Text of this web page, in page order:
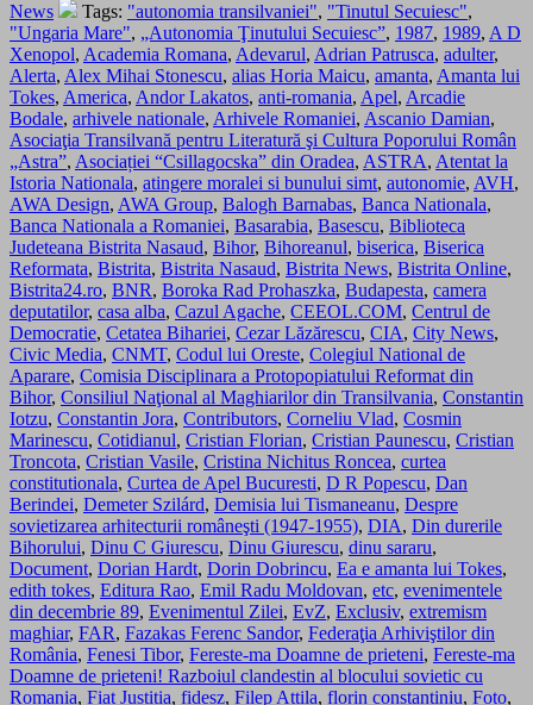
News
Tags: "autonomia transilvaniei", "Tinutul Secuiesc",
"Ungaria Mare", „Autonomia Ţinutului Secuiesc”, 1987, 1989, A D
Xenopol, Academia Romana, Adevarul, Adrian Patrusca, adulter,
Alerta, Alex Mihai Stonescu, alias Horia Maicu, amanta, Amanta lui
Tokes, America, Andor Lakatos, anti-romania, Apel, Arcadie
Bodale, arhivele nationale, Arhivele Romaniei, Ascanio Damian,
Asociaţia Transilvană pentru Literatură şi Cultura Poporului Român
„Astra”, Asociației “Csillagocska” din Oradea, ASTRA, Atentat la
Istoria Nationala, atingere moralei si bunului simt, autonomie, AVH,
AWA Design, AWA Group, Balogh Barnabas, Banca Nationala,
Banca Nationala a Romaniei, Basarabia, Basescu, Biblioteca
Judeteana Bistrita Nasaud, Bihor, Bihoreanul, biserica, Biserica
Reformata, Bistrita, Bistrita Nasaud, Bistrita News, Bistrita Online,
Bistrita24.ro, BNR, Boroka Rad Prohaszka, Budapesta, camera
deputatilor, casa alba, Cazul Agache, CEEOL.COM, Centrul de
Democratie, Cetatea Bihariei, Cezar Lăzărescu, CIA, City News,
Civic Media, CNMT, Codul lui Oreste, Colegiul National de
Aparare, Comisia Disciplinara a Protopopiatului Reformat din
Bihor, Consiliul Naţional al Maghiarilor din Transilvania, Constantin
Iotzu, Constantin Jora, Contributors, Corneliu Vlad, Cosmin
Marinescu, Cotidianul, Cristian Florian, Cristian Paunescu, Cristian
Troncota, Cristian Vasile, Cristina Nichitus Roncea, curtea
constitutionala, Curtea de Apel Bucuresti, D R Popescu, Dan
Berindei, Demeter Szilárd, Demisia lui Tismaneanu, Despre
sovietizarea arhitecturii româneşti (1947-1955), DIA, Din durerile
Bihorului, Dinu C Giurescu, Dinu Giurescu, dinu sararu,
Document, Dorian Hardt, Dorin Dobrincu, Ea e amanta lui Tokes,
edith tokes, Editura Rao, Emil Radu Moldovan, etc, evenimentele
din decembrie 89, Evenimentul Zilei, EvZ, Exclusiv, extremism
maghiar, FAR, Fazakas Ferenc Sandor, Federaţia Arhiviştilor din
România, Fenesi Tibor, Fereste-ma Doamne de prieteni, Fereste-ma
Doamne de prieteni! Razboiul clandestin al blocului sovietic cu
Romania, Fiat Justitia, fidesz, Filep Attila, florin constantiniu, Foto,